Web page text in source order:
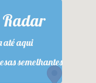
Radar
até aqui
semelhantes